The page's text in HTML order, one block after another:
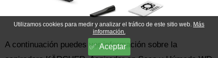
A continuación puedes ver información sobre la
Utilizamos cookies para medir y analizar el tráfico de este sitio web. Más
información.
Aceptar